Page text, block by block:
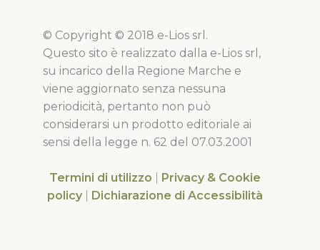
© Copyright © 2018 e-Lios srl.
Questo sito è realizzato dalla e-Lios srl,
su incarico della Regione Marche e
viene aggiornato senza nessuna
periodicità, pertanto non può
considerarsi un prodotto editoriale ai
sensi della legge n. 62 del 07.03.2001
Termini di utilizzo
Privacy & Cookie
policy
Dichiarazione di Accessibilità